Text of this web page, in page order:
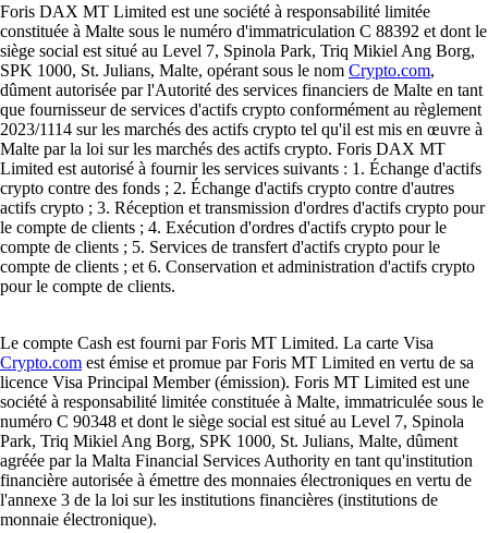
Foris DAX MT Limited est une société à responsabilité limitée
constituée à Malte sous le numéro d'immatriculation C 88392 et dont le
siège social est situé au Level 7, Spinola Park, Triq Mikiel Ang Borg,
SPK 1000, St. Julians, Malte, opérant sous le nom Crypto.com,
dûment autorisée par l'Autorité des services financiers de Malte en tant
que fournisseur de services d'actifs crypto conformément au règlement
2023/1114 sur les marchés des actifs crypto tel qu'il est mis en œuvre à
Malte par la loi sur les marchés des actifs crypto. Foris DAX MT
Limited est autorisé à fournir les services suivants : 1. Échange d'actifs
crypto contre des fonds ; 2. Échange d'actifs crypto contre d'autres
actifs crypto ; 3. Réception et transmission d'ordres d'actifs crypto pour
le compte de clients ; 4. Exécution d'ordres d'actifs crypto pour le
compte de clients ; 5. Services de transfert d'actifs crypto pour le
compte de clients ; et 6. Conservation et administration d'actifs crypto
pour le compte de clients.
Le compte Cash est fourni par Foris MT Limited. La carte Visa
Crypto.com est émise et promue par Foris MT Limited en vertu de sa
licence Visa Principal Member (émission). Foris MT Limited est une
société à responsabilité limitée constituée à Malte, immatriculée sous le
numéro C 90348 et dont le siège social est situé au Level 7, Spinola
Park, Triq Mikiel Ang Borg, SPK 1000, St. Julians, Malte, dûment
agréée par la Malta Financial Services Authority en tant qu'institution
financière autorisée à émettre des monnaies électroniques en vertu de
l'annexe 3 de la loi sur les institutions financières (institutions de
monnaie électronique).